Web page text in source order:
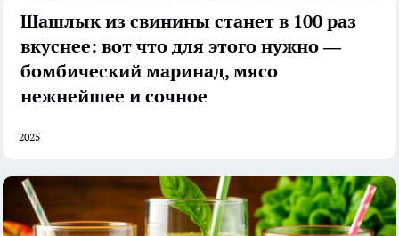
Шашлык из свинины станет в 100 раз
вкуснее: вот что для этого нужно —
бомбический маринад, мясо
нежнейшее и сочное
2025